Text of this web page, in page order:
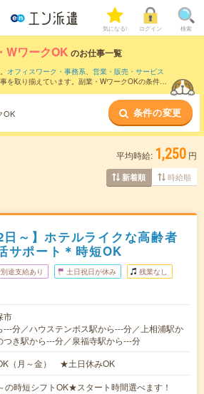
気になる! ログイン 検索
WワークOK のお仕事一覧
オフィスワーク・事務系、 営業・販売・サービス
を取り揃えています。副業・WワークOKの条件の
OK 条件の変更
平均時給: 1,250 円
新着順 時給順
日～】ホテルライクな高齢者
サポート＊時短OK
途支給あり 土日祝日が休み 残業なし
市
---分／ハウステンボス駅から---分／上相浦駅か
つき駅から---分／泉福寺駅から---分
（月～金） ★土日休みOK
時短シフトOK★スタート時間選べます！